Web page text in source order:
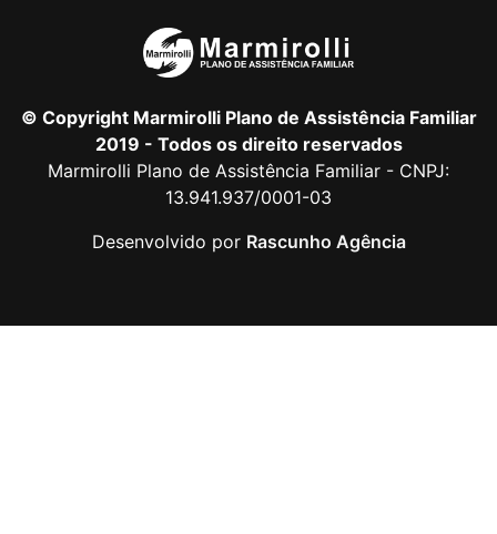
© Copyright Marmirolli Plano de Assistência Familiar
2019 - Todos os direito reservados
Marmirolli Plano de Assistência Familiar - CNPJ:
13.941.937/0001-03
Desenvolvido por Rascunho Agência